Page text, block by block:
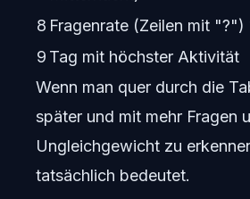
8 Fragenrate (Zeilen mit "?")
9 Tag mit höchster Aktivität
Wenn man quer durch die
später und mit mehr Fragen
Ungleichgewicht zu
tatsächlich bedeutet.